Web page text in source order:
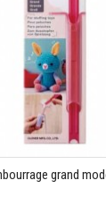
grand